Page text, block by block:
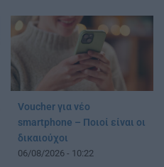
Voucher για νέο
smartphone – Ποιοί είναι οι
δικαιούχοι
06/08/2026 - 10:22